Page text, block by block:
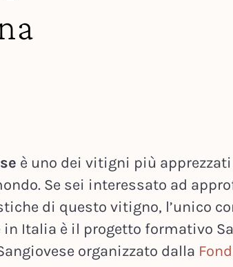
è uno dei vitigni più
Se sei interessato ad
di questo vitigno, l’unico
in Italia è il progetto formativo
organizzato dalla